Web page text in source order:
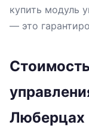
купить модуль
— это
Люберцах